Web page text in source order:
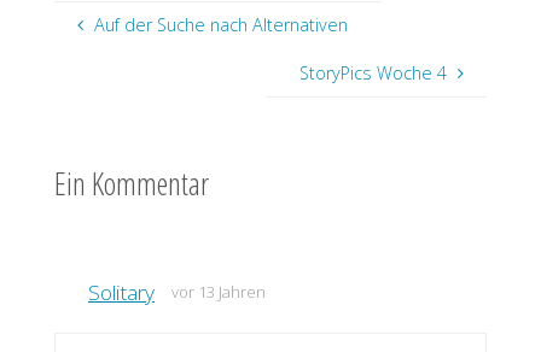
Auf der Suche nach Alternativen
StoryPics Woche 4
Ein Kommentar
Solitary vor 13 Jahren